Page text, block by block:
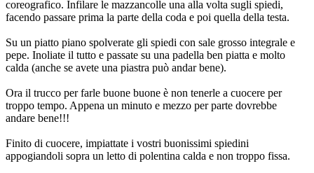
coreografico. Infilare le mazzancolle una alla volta sugli spiedi,
facendo passare prima la parte della coda e poi quella della testa.
Su un piatto piano spolverate gli spiedi con sale grosso integrale e
pepe. Inoliate il tutto e passate su una padella ben piatta e molto
calda (anche se avete una piastra può andar bene).
Ora il trucco per farle buone buone è non tenerle a cuocere per
troppo tempo. Appena un minuto e mezzo per parte dovrebbe
andare bene!!!
Finito di cuocere, impiattate i vostri buonissimi spiedini
appogiandoli sopra un letto di polentina calda e non troppo fissa.